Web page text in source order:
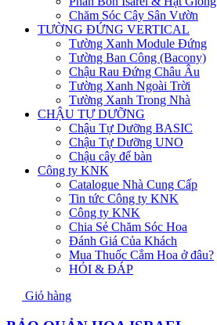
Chăm Sóc Cây Sân Vườn
TƯỜNG ĐỨNG VERTICAL
Tường Xanh Module Đứng
Tường Ban Công (Bacony)
Chậu Rau Đứng Châu Âu
Tường Xanh Ngoài Trời
Tường Xanh Trong Nhà
CHẬU TỰ DƯỠNG
Chậu Tự Dưỡng BASIC
Chậu Tự Dưỡng UNO
Chậu cây để bàn
Công ty KNK
Catalogue Nhà Cung Cấp
Tin tức Công ty KNK
Công ty KNK
Chia Sẻ Chăm Sóc Hoa
Đánh Giá Của Khách
Mua Thuốc Cắm Hoa ở đâu?
HỎI & ĐÁP
Giỏ hàng